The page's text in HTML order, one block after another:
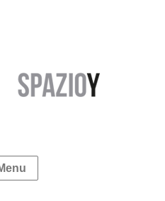
di via Filippo
e acrilico su gesso…